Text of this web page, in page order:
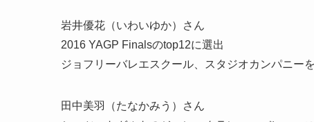
岩井優花（いわいゆか）さん
2016 YAGP Finalsのtop12に選出
ジョフリーバレエスクール、スタジオカンパニー
田中美羽（たなかみう）さん